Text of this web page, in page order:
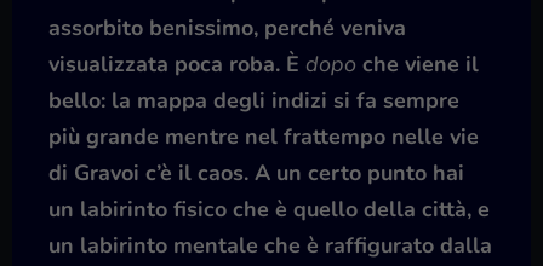
assorbito benissimo, perché veniva
visualizzata poca roba. È dopo che viene il
bello: la mappa degli indizi si fa sempre
più grande mentre nel frattempo nelle vie
di Gravoi c’è il caos. A un certo punto hai
un labirinto fisico che è quello della città, e
un labirinto mentale che è raffigurato dalla